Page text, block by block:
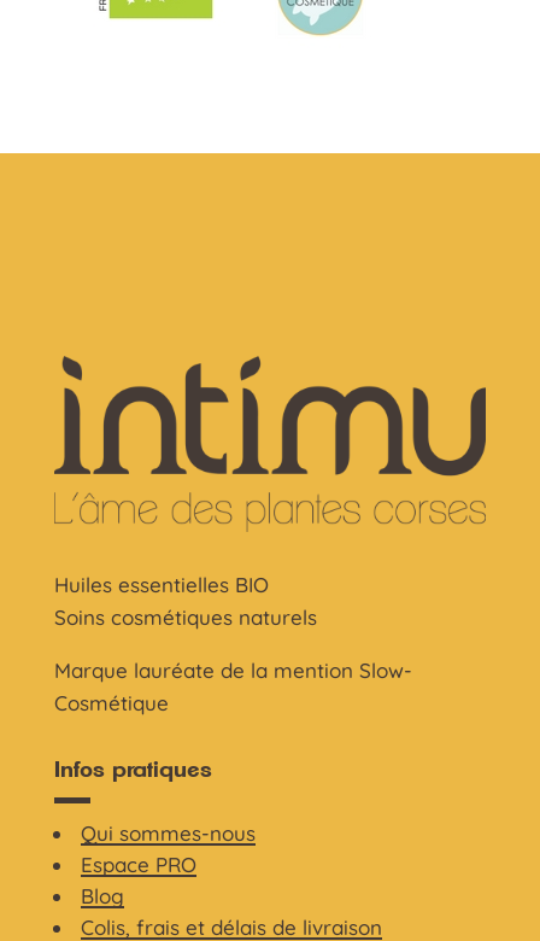
Huiles essentielles BIO
Soins cosmétiques naturels
Marque lauréate de la mention Slow-
Cosmétique
Infos pratiques
Qui sommes-nous
Espace PRO
Blog
Colis, frais et délais de livraison